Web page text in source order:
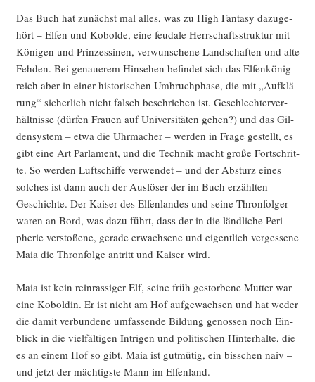
Das Buch hat zunächst mal alles, was zu High Fan­ta­sy dazu­ge­
hört – Elfen und Kobol­de, eine feu­da­le Herr­schafts­struk­tur mit
Köni­gen und Prin­zes­si­nen, ver­wun­sche­ne Land­schaf­ten und alte
Feh­den. Bei genaue­rem Hin­se­hen befin­det sich das Elfen­kö­nig­
reich aber in einer his­to­ri­schen Umbruch­pha­se, die mit „Auf­klä­
rung“ sicher­lich nicht falsch beschrie­ben ist. Geschlech­ter­ver­
hält­nis­se (dür­fen Frau­en auf Uni­ver­si­tä­ten gehen?) und das Gil­
densys­tem – etwa die Uhr­ma­cher – wer­den in Fra­ge gestellt, es
gibt eine Art Par­la­ment, und die Tech­nik macht gro­ße Fort­schrit­
te. So wer­den Luft­schif­fe ver­wen­det – und der Absturz eines
sol­ches ist dann auch der Aus­lö­ser der im Buch erzähl­ten
Geschich­te. Der Kai­ser des Elfen­lan­des und sei­ne Thron­fol­ger
waren an Bord, was dazu führt, dass der in die länd­li­che Peri­
phe­rie ver­sto­ße­ne, gera­de erwach­se­ne und eigent­lich ver­ges­se­ne
Maia die Thron­fol­ge antritt und Kai­ser wird.
Maia ist kein rein­ras­si­ger Elf, sei­ne früh gestor­be­ne Mut­ter war
eine Kobol­din. Er ist nicht am Hof auf­ge­wach­sen und hat weder
die damit ver­bun­de­ne umfas­sen­de Bil­dung genos­sen noch Ein­
blick in die viel­fäl­ti­gen Intri­gen und poli­ti­schen Hin­ter­hal­te, die
es an einem Hof so gibt. Maia ist gut­mü­tig, ein biss­chen naiv –
und jetzt der mäch­tigs­te Mann im Elfenland.